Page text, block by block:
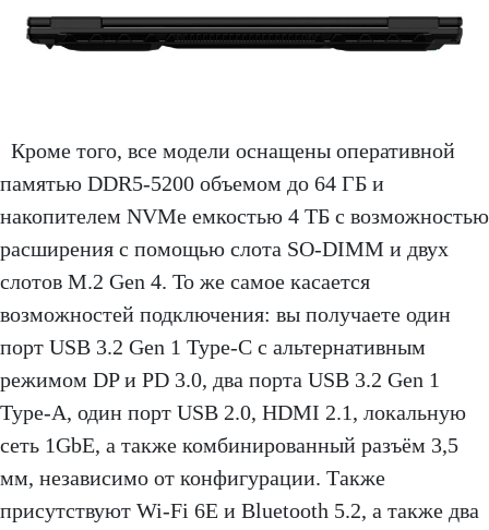
Кроме того, все модели оснащены оперативной
памятью DDR5-5200 объемом до 64 ГБ и
накопителем NVMe емкостью 4 ТБ с возможностью
расширения с помощью слота SO-DIMM и двух
слотов M.2 Gen 4. То же самое касается
возможностей подключения: вы получаете один
порт USB 3.2 Gen 1 Type-C с альтернативным
режимом DP и PD 3.0, два порта USB 3.2 Gen 1
Type-A, один порт USB 2.0, HDMI 2.1, локальную
сеть 1GbE, а также комбинированный разъём 3,5
мм, независимо от конфигурации. Также
присутствуют Wi-Fi 6E и Bluetooth 5.2, а также два